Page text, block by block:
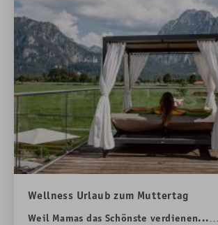
Wellness Urlaub zum Muttertag
Weil Mamas das Schönste verdienen...